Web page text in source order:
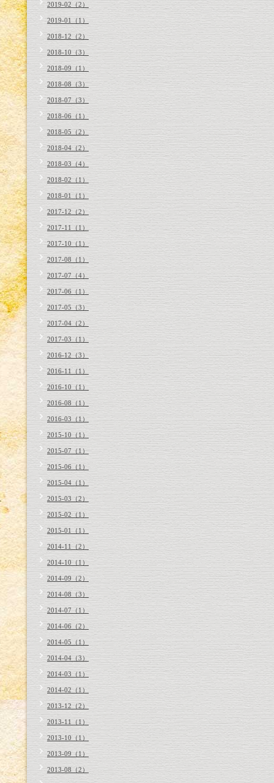
2019-02（2）
2019-01（1）
2018-12（2）
2018-10（3）
2018-09（1）
2018-08（3）
2018-07（3）
2018-06（1）
2018-05（2）
2018-04（2）
2018-03（4）
2018-02（1）
2018-01（1）
2017-12（2）
2017-11（1）
2017-10（1）
2017-08（1）
2017-07（4）
2017-06（1）
2017-05（3）
2017-04（2）
2017-03（1）
2016-12（3）
2016-11（1）
2016-10（1）
2016-08（1）
2016-03（1）
2015-10（1）
2015-07（1）
2015-06（1）
2015-04（1）
2015-03（2）
2015-02（1）
2015-01（1）
2014-11（2）
2014-10（1）
2014-09（2）
2014-08（3）
2014-07（1）
2014-06（2）
2014-05（1）
2014-04（3）
2014-03（1）
2014-02（1）
2013-12（2）
2013-11（1）
2013-10（1）
2013-09（1）
2013-08（2）